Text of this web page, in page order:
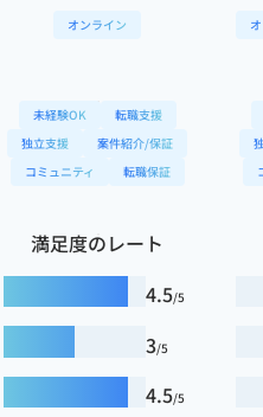
オンライン
未経験OK
転職支援
独立支援
案件紹介/保証
コミュニティ
転職保証
満足度のレート
4.5/5
3/5
4.5/5